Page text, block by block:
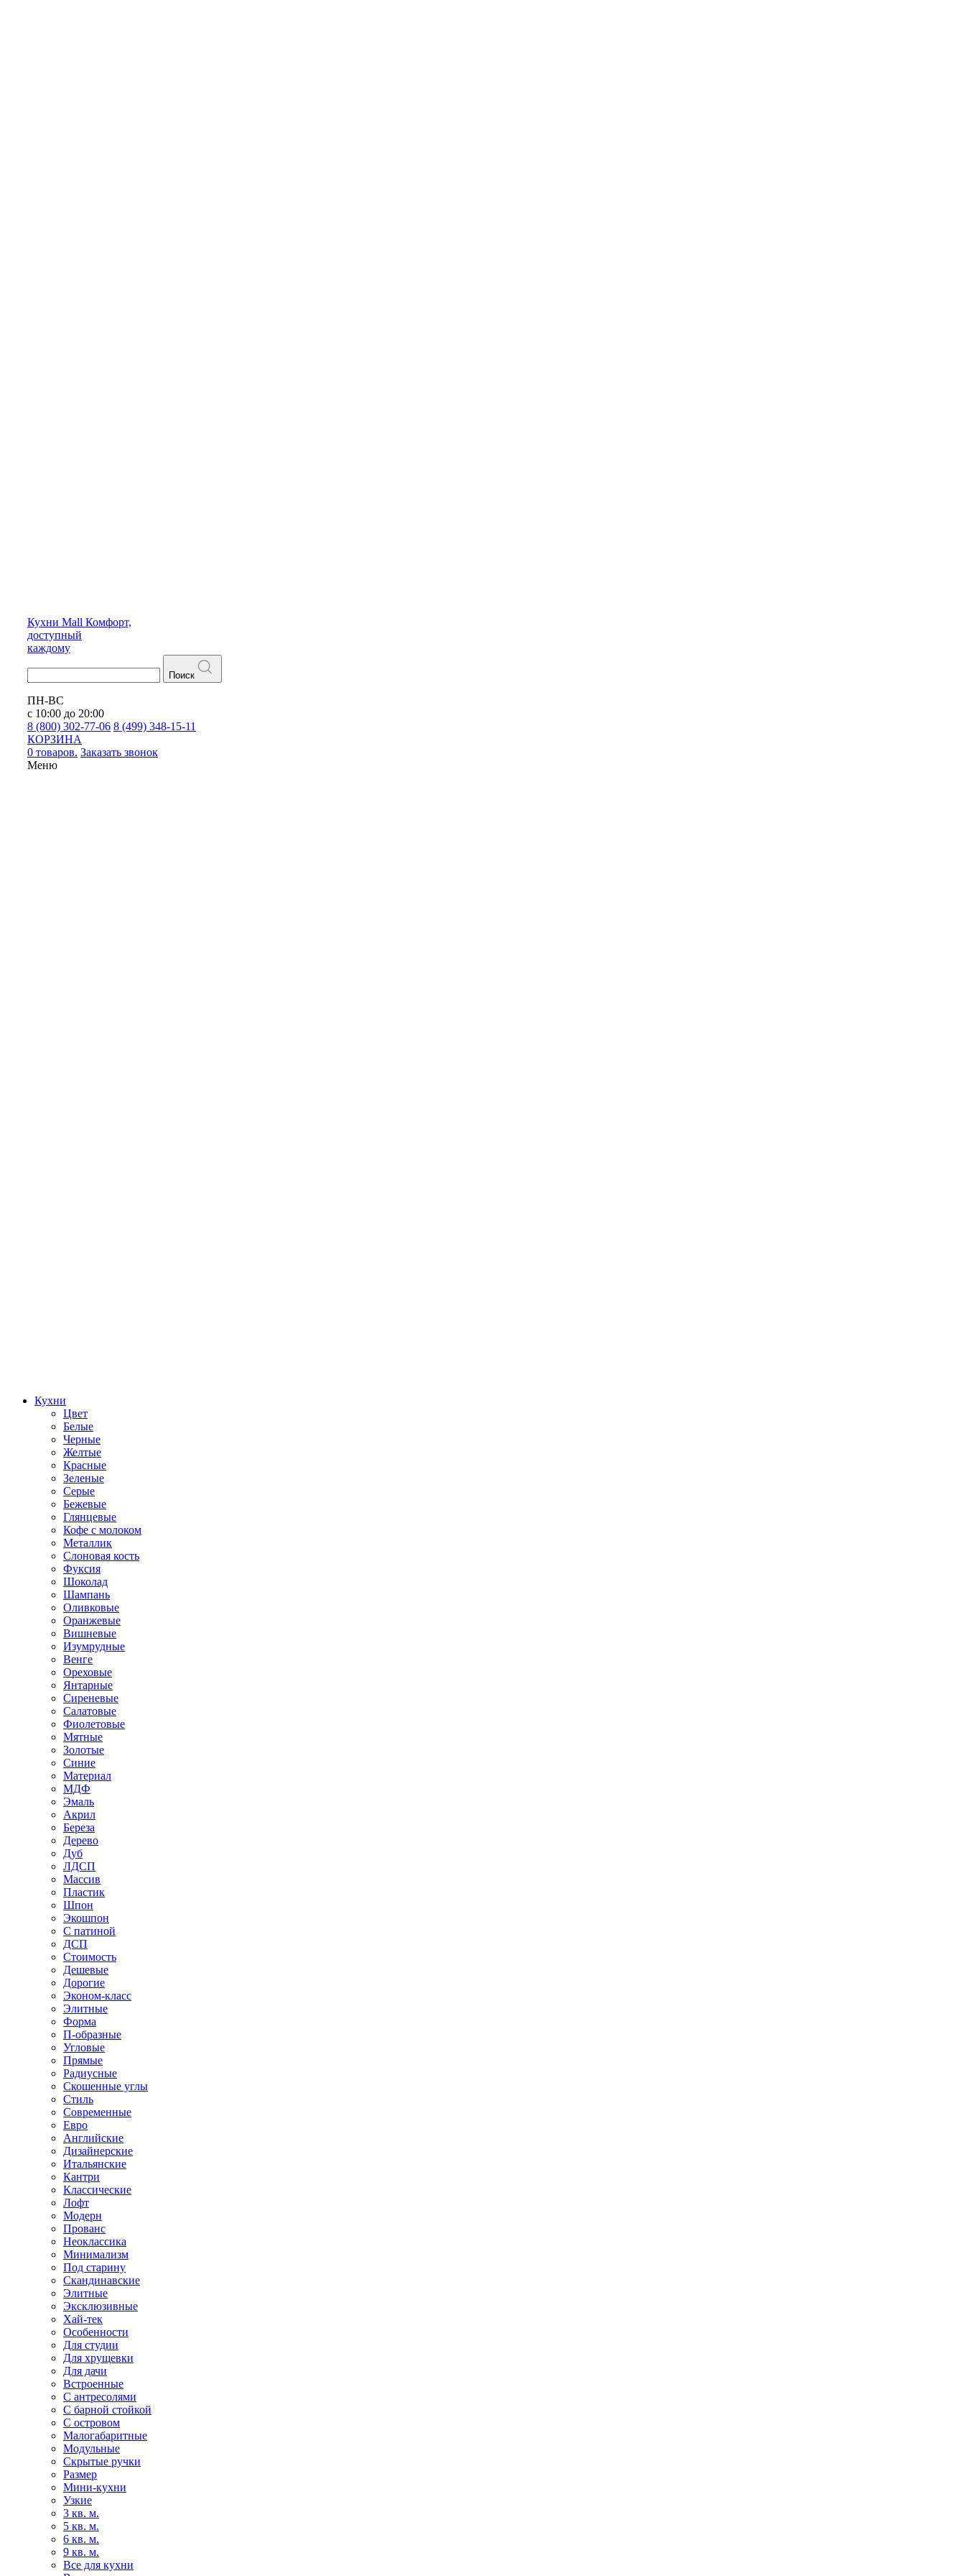
Кухни Mall Комфорт,
доступный
каждому
Поиск
ПН-ВС
с 10:00 до 20:00
8 (800) 302-77-06 8 (499) 348-15-11
КОРЗИНА
0 товаров. Заказать звонок
Меню
Кухни
Цвет
Белые
Черные
Желтые
Красные
Зеленые
Серые
Бежевые
Глянцевые
Кофе с молоком
Металлик
Слоновая кость
Фуксия
Шоколад
Шампань
Оливковые
Оранжевые
Вишневые
Изумрудные
Венге
Ореховые
Янтарные
Сиреневые
Салатовые
Фиолетовые
Мятные
Золотые
Синие
Материал
МДФ
Эмаль
Акрил
Береза
Дерево
Дуб
ЛДСП
Массив
Пластик
Шпон
Экошпон
С патиной
ДСП
Стоимость
Дешевые
Дорогие
Эконом-класс
Элитные
Форма
П-образные
Угловые
Прямые
Радиусные
Скошенные углы
Стиль
Современные
Евро
Английские
Дизайнерские
Итальянские
Кантри
Классические
Лофт
Модерн
Прованс
Неоклассика
Минимализм
Под старину
Скандинавские
Элитные
Эксклюзивные
Хай-тек
Особенности
Для студии
Для хрущевки
Для дачи
Встроенные
С антресолями
С барной стойкой
С островом
Малогабаритные
Модульные
Скрытые ручки
Размер
Мини-кухни
Узкие
3 кв. м.
5 кв. м.
6 кв. м.
9 кв. м.
Все для кухни